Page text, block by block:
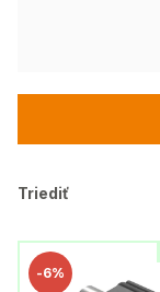
Triediť
-6%